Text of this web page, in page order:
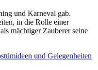
und Karneval gab.
in die Rolle einer
mächtiger Zauberer seine
und Gelegenheiten